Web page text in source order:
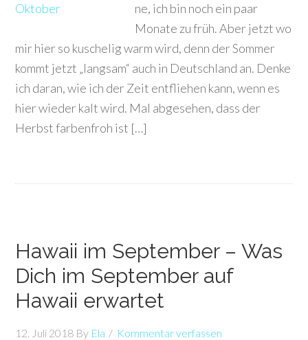
ne, ich bin noch ein paar
Monate zu früh. Aber jetzt wo
mir hier so kuschelig warm wird, denn der Sommer
kommt jetzt „langsam“ auch in Deutschland an. Denke
ich daran, wie ich der Zeit entfliehen kann, wenn es
hier wieder kalt wird. Mal abgesehen, dass der
Herbst farbenfroh ist […]
Hawaii im September – Was
Dich im September auf
Hawaii erwartet
12. Juli 2018 By Ela Kommentar verfassen